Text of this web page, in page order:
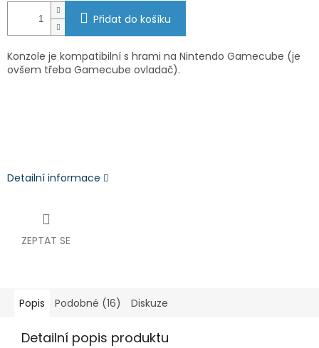
Přidat do košíku
Konzole je kompatibilní s hrami na Nintendo Gamecube (je
ovšem třeba Gamecube ovladač).
Detailní informace
ZEPTAT SE
Popis Podobné (16) Diskuze
Detailní popis produktu